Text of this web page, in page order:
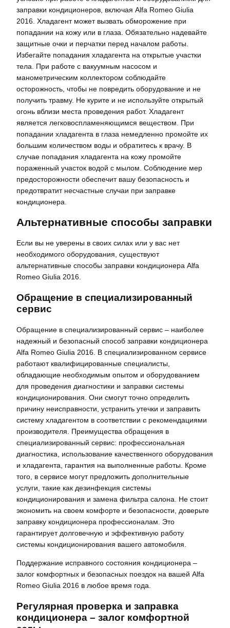
заправки кондиционеров, включая Alfa Romeo Giulia
2016. Хладагент может вызвать обморожение при
попадании на кожу или в глаза. Обязательно надевайте
защитные очки и перчатки перед началом работы.
Избегайте попадания хладагента на открытые участки
тела. При работе с вакуумным насосом и
манометрическим коллектором соблюдайте
осторожность, чтобы не повредить оборудование и не
получить травму. Не курите и не используйте открытый
огонь вблизи места проведения работ. Хладагент
является легковоспламеняющимся веществом. При
попадании хладагента в глаза немедленно промойте их
большим количеством воды и обратитесь к врачу. В
случае попадания хладагента на кожу промойте
пораженный участок водой с мылом. Соблюдение мер
предосторожности обеспечит вашу безопасность и
предотвратит несчастные случаи при заправке
кондиционера.
Альтернативные способы заправки
Если вы не уверены в своих силах или у вас нет
необходимого оборудования, существуют
альтернативные способы заправки кондиционера Alfa
Romeo Giulia 2016.
Обращение в специализированный
сервис
Обращение в специализированный сервис – наиболее
надежный и безопасный способ заправки кондиционера
Alfa Romeo Giulia 2016. В специализированном сервисе
работают квалифицированные специалисты,
обладающие необходимым опытом и оборудованием
для проведения диагностики и заправки системы
кондиционирования. Они смогут точно определить
причину неисправности, устранить утечки и заправить
систему хладагентом в соответствии с рекомендациями
производителя. Преимущества обращения в
специализированный сервис: профессиональная
диагностика, использование качественного оборудования
и хладагента, гарантия на выполненные работы. Кроме
того, в сервисе могут предложить дополнительные
услуги, такие как дезинфекция системы
кондиционирования и замена фильтра салона. Не стоит
экономить на своем комфорте и безопасности, доверьте
заправку кондиционера профессионалам. Это
гарантирует долговечную и эффективную работу
системы кондиционирования вашего автомобиля.
Поддержание исправного состояния кондиционера –
залог комфортных и безопасных поездок на вашей Alfa
Romeo Giulia 2016 в любое время года.
Регулярная проверка и заправка
кондиционера – залог комфортной